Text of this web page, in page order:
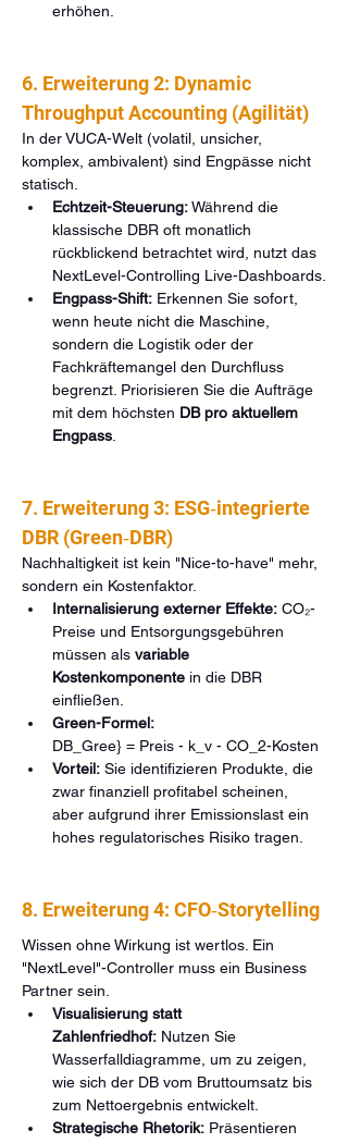
erhöhen.
6. Erweiterung 2: Dynamic
Throughput Accounting (Agilität)
In der VUCA-Welt (volatil, unsicher,
komplex, ambivalent) sind Engpässe nicht
statisch.
Echtzeit-Steuerung: Während die
klassische DBR oft monatlich
rückblickend betrachtet wird, nutzt das
NextLevel-Controlling Live-Dashboards.
Engpass-Shift: Erkennen Sie sofort,
wenn heute nicht die Maschine,
sondern die Logistik oder der
Fachkräftemangel den Durchfluss
begrenzt. Priorisieren Sie die Aufträge
mit dem höchsten DB pro aktuellem
Engpass
7. Erweiterung 3: ESG‑integrierte
DBR (Green‑DBR)
Nachhaltigkeit ist kein "Nice-to-have" mehr,
sondern ein Kostenfaktor.
Internalisierung externer Effekte: CO₂-
Preise und Entsorgungsgebühren
müssen als variable
Kostenkomponente in die DBR
einfließen.
Green-Formel:
DB_Gree} = Preis - k_v - CO_2-Kosten
Vorteil: Sie identifizieren Produkte, die
zwar finanziell profitabel scheinen,
aber aufgrund ihrer Emissionslast ein
hohes regulatorisches Risiko tragen.
8. Erweiterung 4: CFO‑Storytelling
Wissen ohne Wirkung ist wertlos. Ein
"NextLevel"-Controller muss ein Business
Partner sein.
Visualisierung statt
Zahlenfriedhof: Nutzen Sie
Wasserfalldiagramme, um zu zeigen,
wie sich der DB vom Bruttoumsatz bis
zum Nettoergebnis entwickelt.
Strategische Rhetorik: Präsentieren